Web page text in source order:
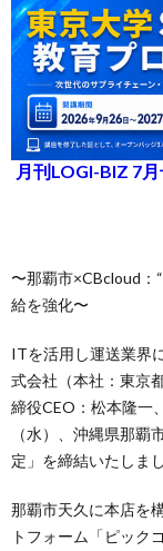
月刊LOGI-BIZ 7
〜那覇市×CBcloud：
給を強化〜
ITを活用し運送業界
式会社（本社：東京
締役CEO：松本隆一
（水）、沖縄県那
定」を締結いたしまし
那覇市天久に本店を
トフォーム「ピック